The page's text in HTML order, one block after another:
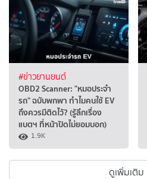
#ข่าวยานยนต์
OBD2 Scanner: "หมอประจำ
รถ" ฉบับพกพา ทำไมคนใช้ EV
ถึงควรมีติดไว้? (รู้ลึกเรื่อง
แบตฯ ที่หน้าปัดไม่ยอมบอก)
1.9K
ดูเพิ่มเติม